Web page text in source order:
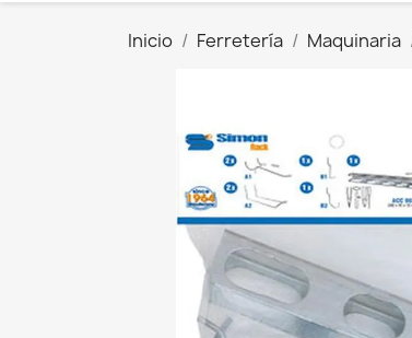
Inicio Ferretería Maquinaria